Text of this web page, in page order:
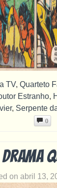
TV, Quarteto
Estranho,
, Serpente
0
Drama
on abril 13,